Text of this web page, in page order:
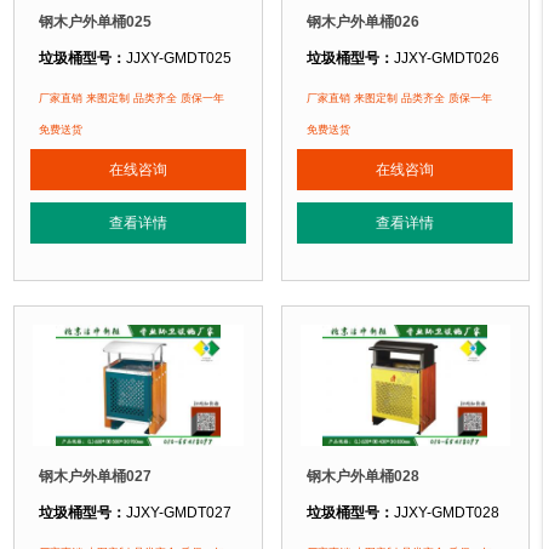
钢木户外单桶025
垃圾桶型号：JJXY-GMDT025
垃圾桶规格：长400mm 宽400mm 高950mm
垃圾桶材质：
垃圾桶周期：3-7天 厂家直销 来图定制
垃圾桶特点：选用优质镀锌钢板裁剪、压制、折弯后再焊接而成型，垃圾桶
正在使用该垃圾桶的部分客户：
北京某公园、北京某大学、北京某小区....
厂家直销 来图定制 品类齐全 质保一年
免费送货
在线咨询
查看详情
钢木户外单桶026
垃圾桶型号： JJXY-GMDT026
垃圾桶规格：长480mm 宽490mm
垃圾桶材质：
垃圾桶周期：3-7天 厂家直销 来图定
垃圾桶特点：选用优质镀锌钢板裁
正在使用该垃圾桶的部分客户：
北京某公园、北京某大学、北京某小
厂家直销 来图定制 品类齐全 质保一年
免费送货
在线咨询
查看详情
钢木户外单桶027
垃圾桶型号：JJXY-GMDT027
钢木户外单桶028
垃圾桶型号： JJXY-GMDT028